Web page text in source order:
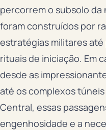
percorrem o subsolo da
foram construídos por
estratégias militares
rituais de iniciação. Em
desde as
até os complexos túneis
Central, essas
engenhosidade e a